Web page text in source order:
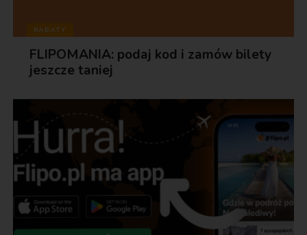
RABATY
FLIPOMANIA: podaj kod i zamów bilety
jeszcze taniej